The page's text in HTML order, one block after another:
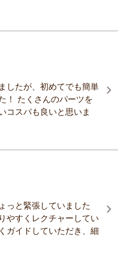
したが、初めてでも簡単
！ たくさんのパーツを
コスパも良いと思いま
っと緊張していました
やすくレクチャーしてい
ガイドしていただき、細